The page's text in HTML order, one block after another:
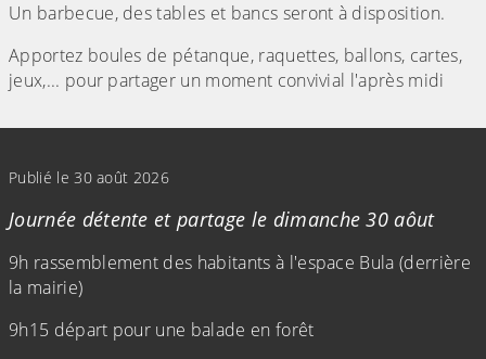
Un barbecue, des tables et bancs seront à disposition.
Apportez boules de pétanque, raquettes, ballons, cartes,
jeux,... pour partager un moment convivial l'après midi
Publié le 30 août 2026
Journée détente et partage le dimanche 30 aôut
9h rassemblement des habitants à l'espace Bula (derrière
la mairie)
9h15 départ pour une balade en forêt